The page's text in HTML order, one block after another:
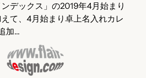
ンデックス」の2019年4月始まり
て、4月始まり卓上名入れカレ
加…